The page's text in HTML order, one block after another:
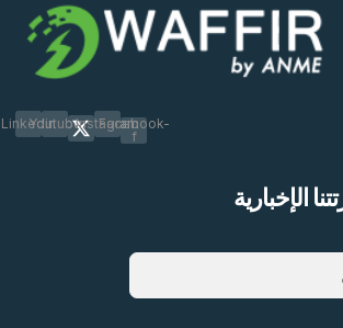
Facebook-
f
Instagram
Youtube
Linkedin
الإخبارية